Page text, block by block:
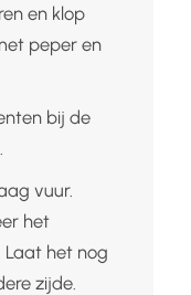
en klop
peper en
bij de
vuur.
het
Laat het nog
zijde.